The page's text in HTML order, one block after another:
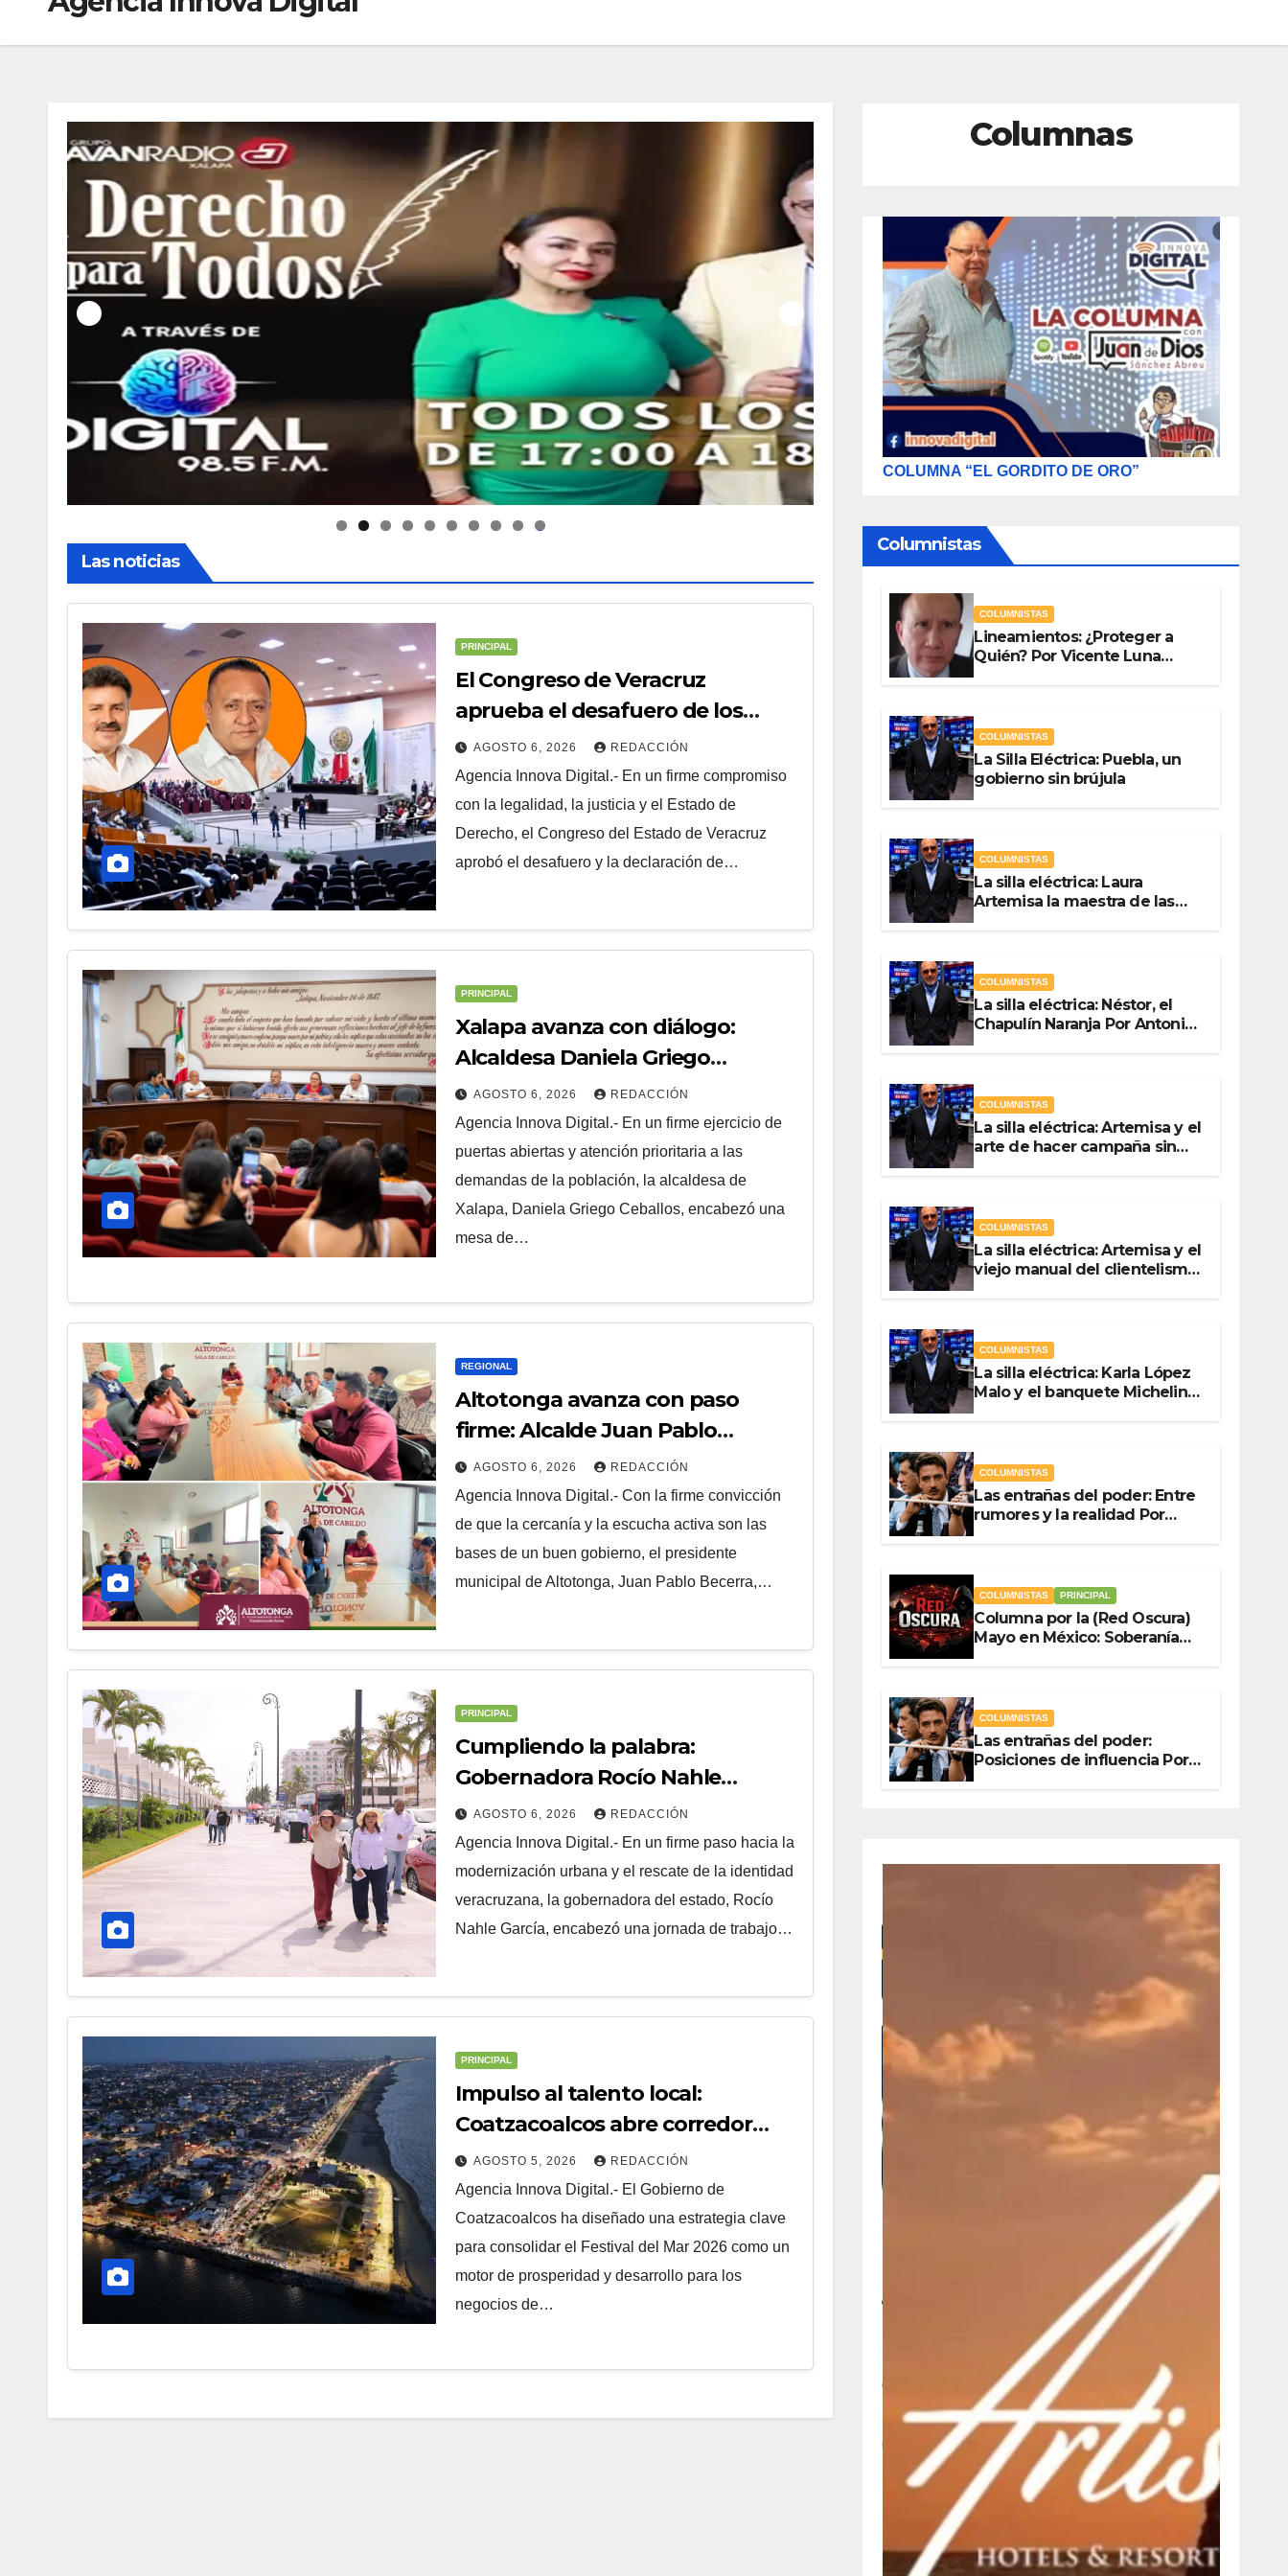
0
Las noticias
PRINCIPAL
El Congreso de Veracruz
aprueba el desafuero de los
alcaldes de Ixhuatlán del Sureste
y Úrsulo Galván para que
enfrenten a la justicia
AGOSTO 6, 2026 REDACCIÓN
Agencia Innova Digital.- En un firme compromiso
con la legalidad, la justicia y el Estado de
Derecho, el Congreso del Estado de Veracruz
aprobó el desafuero y la declaración de…
PRINCIPAL
Xalapa avanza con diálogo:
Alcaldesa Daniela Griego
Ceballos impulsa obras y
servicios para colonias del
municipio
AGOSTO 6, 2026 REDACCIÓN
Agencia Innova Digital.- En un firme ejercicio de
puertas abiertas y atención prioritaria a las
demandas de la población, la alcaldesa de
Xalapa, Daniela Griego Ceballos, encabezó una
mesa de…
REGIONAL
Altotonga avanza con paso
firme: Alcalde Juan Pablo
Becerra encabeza mesa de
diálogo con habitantes de
Malacatepec
AGOSTO 6, 2026 REDACCIÓN
Agencia Innova Digital.- Con la firme convicción
de que la cercanía y la escucha activa son las
bases de un buen gobierno, el presidente
municipal de Altotonga, Juan Pablo Becerra,…
PRINCIPAL
Cumpliendo la palabra:
Gobernadora Rocío Nahle
impulsa la gran rehabilitación del
Centro Histórico de Veracruz
AGOSTO 6, 2026 REDACCIÓN
Agencia Innova Digital.- En un firme paso hacia la
modernización urbana y el rescate de la identidad
veracruzana, la gobernadora del estado, Rocío
Nahle García, encabezó una jornada de trabajo…
PRINCIPAL
Impulso al talento local:
Coatzacoalcos abre corredor
comercial gratuito y familiar para
el Festival del Mar 2026
AGOSTO 5, 2026 REDACCIÓN
Agencia Innova Digital.- El Gobierno de
Coatzacoalcos ha diseñado una estrategia clave
para consolidar el ⁠Festival del Mar 2026 como un
motor de prosperidad y desarrollo para los
negocios de…
Columnas
COLUMNA “EL GORDITO DE ORO”
Columnistas
COLUMNISTAS
Lineamientos: ¿Proteger a
Quién? Por Vicente Luna
COLUMNISTAS
La Silla Eléctrica: Puebla, un
gobierno sin brújula
COLUMNISTAS
La silla eléctrica: Laura
Artemisa la maestra de las
COLUMNISTAS
La silla eléctrica: Néstor, el
Chapulín Naranja Por Antonio
COLUMNISTAS
La silla eléctrica: Artemisa y el
arte de hacer campaña sin
COLUMNISTAS
La silla eléctrica: Artemisa y el
viejo manual del clientelismo
COLUMNISTAS
La silla eléctrica: Karla López
Malo y el banquete Michelin
COLUMNISTAS
Las entrañas del poder: Entre
rumores y la realidad Por
COLUMNISTAS PRINCIPAL
Columna por la (Red Oscura)
Mayo en México: Soberanía
COLUMNISTAS
Las entrañas del poder:
Posiciones de influencia Por